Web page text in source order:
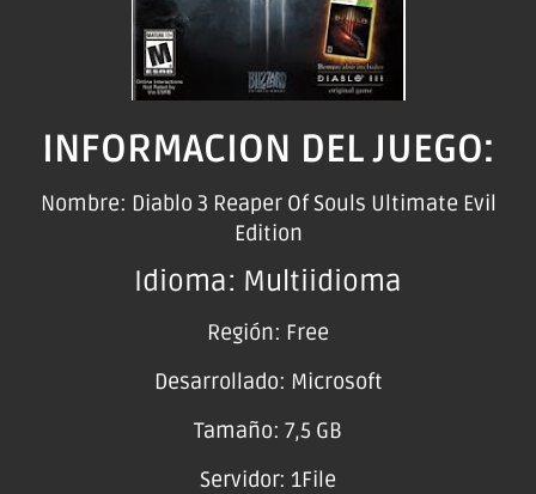
INFORMACION DEL JUEGO:
Nombre: Diablo 3 Reaper Of Souls Ultimate Evil
Edition
Idioma: Multiidioma
Región: Free
Desarrollado: Microsoft
Tamaño: 7,5 GB
Servidor: 1File